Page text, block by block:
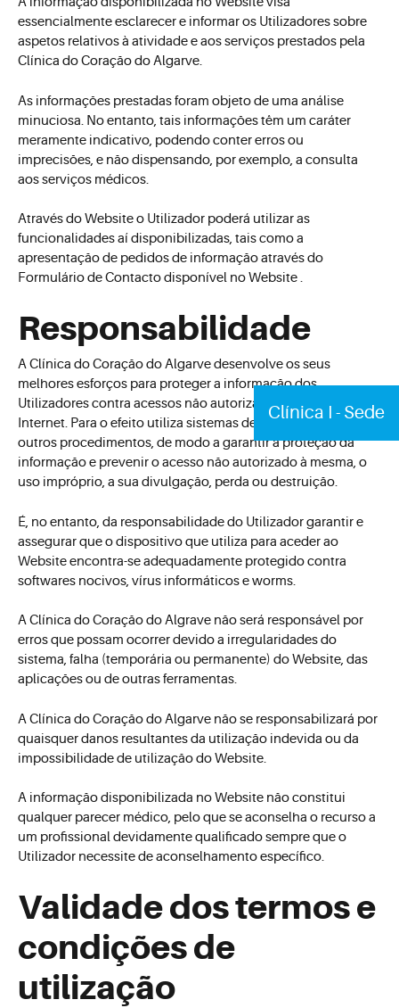
Clínica I - Sede
essencialmente esclarecer e informar os Utilizadores sobre
aspetos relativos à atividade e aos serviços prestados pela
Clínica do Coração do Algarve.
As informações prestadas foram objeto de uma análise
minuciosa. No entanto, tais informações têm um caráter
meramente indicativo, podendo conter erros ou
imprecisões, e não dispensando, por exemplo, a consulta
aos serviços médicos.
Através do Website o Utilizador poderá utilizar as
funcionalidades aí disponibilizadas, tais como a
apresentação de pedidos de informação através do
Formulário de Contacto disponível no Website .
Responsabilidade
A Clínica do Coração do Algarve desenvolve os seus
melhores esforços para proteger a informação dos
Utilizadores contra acessos não autorizados através da
Internet. Para o efeito utiliza sistemas de segurança, regras e
outros procedimentos, de modo a garantir a proteção da
informação e prevenir o acesso não autorizado à mesma, o
uso impróprio, a sua divulgação, perda ou destruição.
É, no entanto, da responsabilidade do Utilizador garantir e
assegurar que o dispositivo que utiliza para aceder ao
Website encontra-se adequadamente protegido contra
softwares nocivos, vírus informáticos e worms.
A Clínica do Coração do Algrave não será responsável por
erros que possam ocorrer devido a irregularidades do
sistema, falha (temporária ou permanente) do Website, das
aplicações ou de outras ferramentas.
A Clínica do Coração do Algarve não se responsabilizará por
quaisquer danos resultantes da utilização indevida ou da
impossibilidade de utilização do Website.
A informação disponibilizada no Website não constitui
qualquer parecer médico, pelo que se aconselha o recurso a
um profissional devidamente qualificado sempre que o
Utilizador necessite de aconselhamento específico.
Validade dos termos e
condições de
utilização